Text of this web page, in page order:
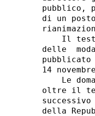
pubblico,
di un
Il
delle
14
Le
oltre il
della